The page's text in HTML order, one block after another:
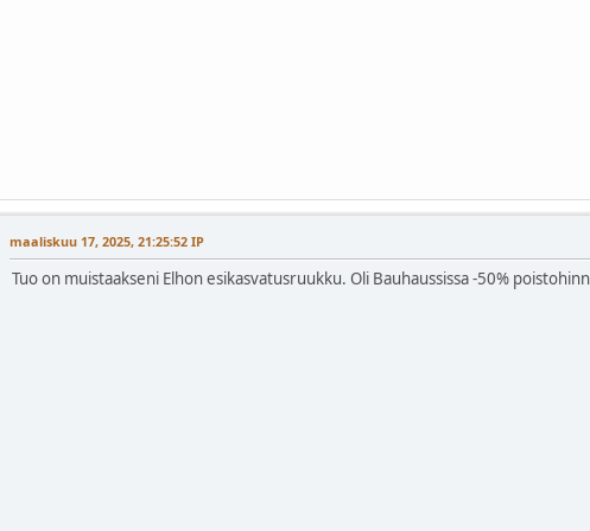
maaliskuu 17, 2025, 21:25:52 IP
Tuo on muistaakseni Elhon esikasvatusruukku. Oli Bauhaussissa -50%